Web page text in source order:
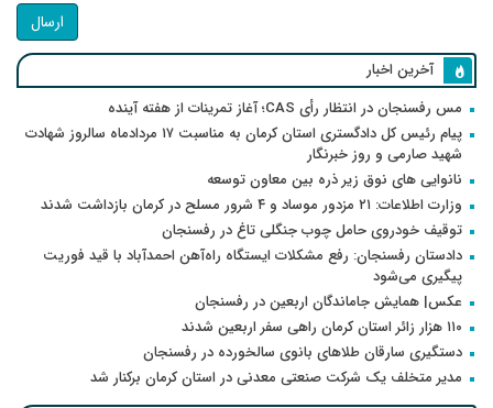
ارسال
آخرین اخبار
مس رفسنجان در انتظار رأی CAS؛ آغاز تمرینات از هفته آینده
پیام رئیس کل دادگستری استان کرمان به مناسبت ۱۷ مردادماه سالروز شهادت
شهید صارمی و روز خبرنگار
نانوایی های نوق زیر ذره بین معاون توسعه
وزارت اطلاعات: ۲۱ مزدور موساد و ۴ شرور مسلح در کرمان بازداشت شدند
توقیف خودروی حامل چوب جنگلی تاغ در رفسنجان
دادستان رفسنجان: رفع مشکلات ایستگاه راه‌آهن احمدآباد با قید فوریت
پیگیری می‌شود
عکس| همایش جاماندگان اربعین در رفسنجان
۱۱۰ هزار زائر استان کرمان راهی سفر اربعین شدند
دستگیری سارقان طلاهای بانوی سالخورده در رفسنجان
مدیر متخلف یک شرکت صنعتی معدنی در استان کرمان برکنار شد